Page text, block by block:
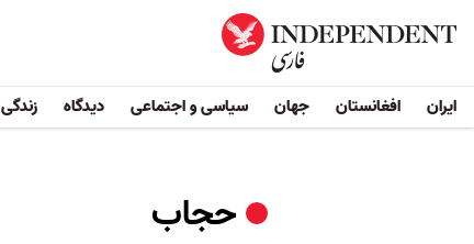
ایران افغانستان جهان سیاسی و اجتماعی دیدگاه زندگی
حجاب